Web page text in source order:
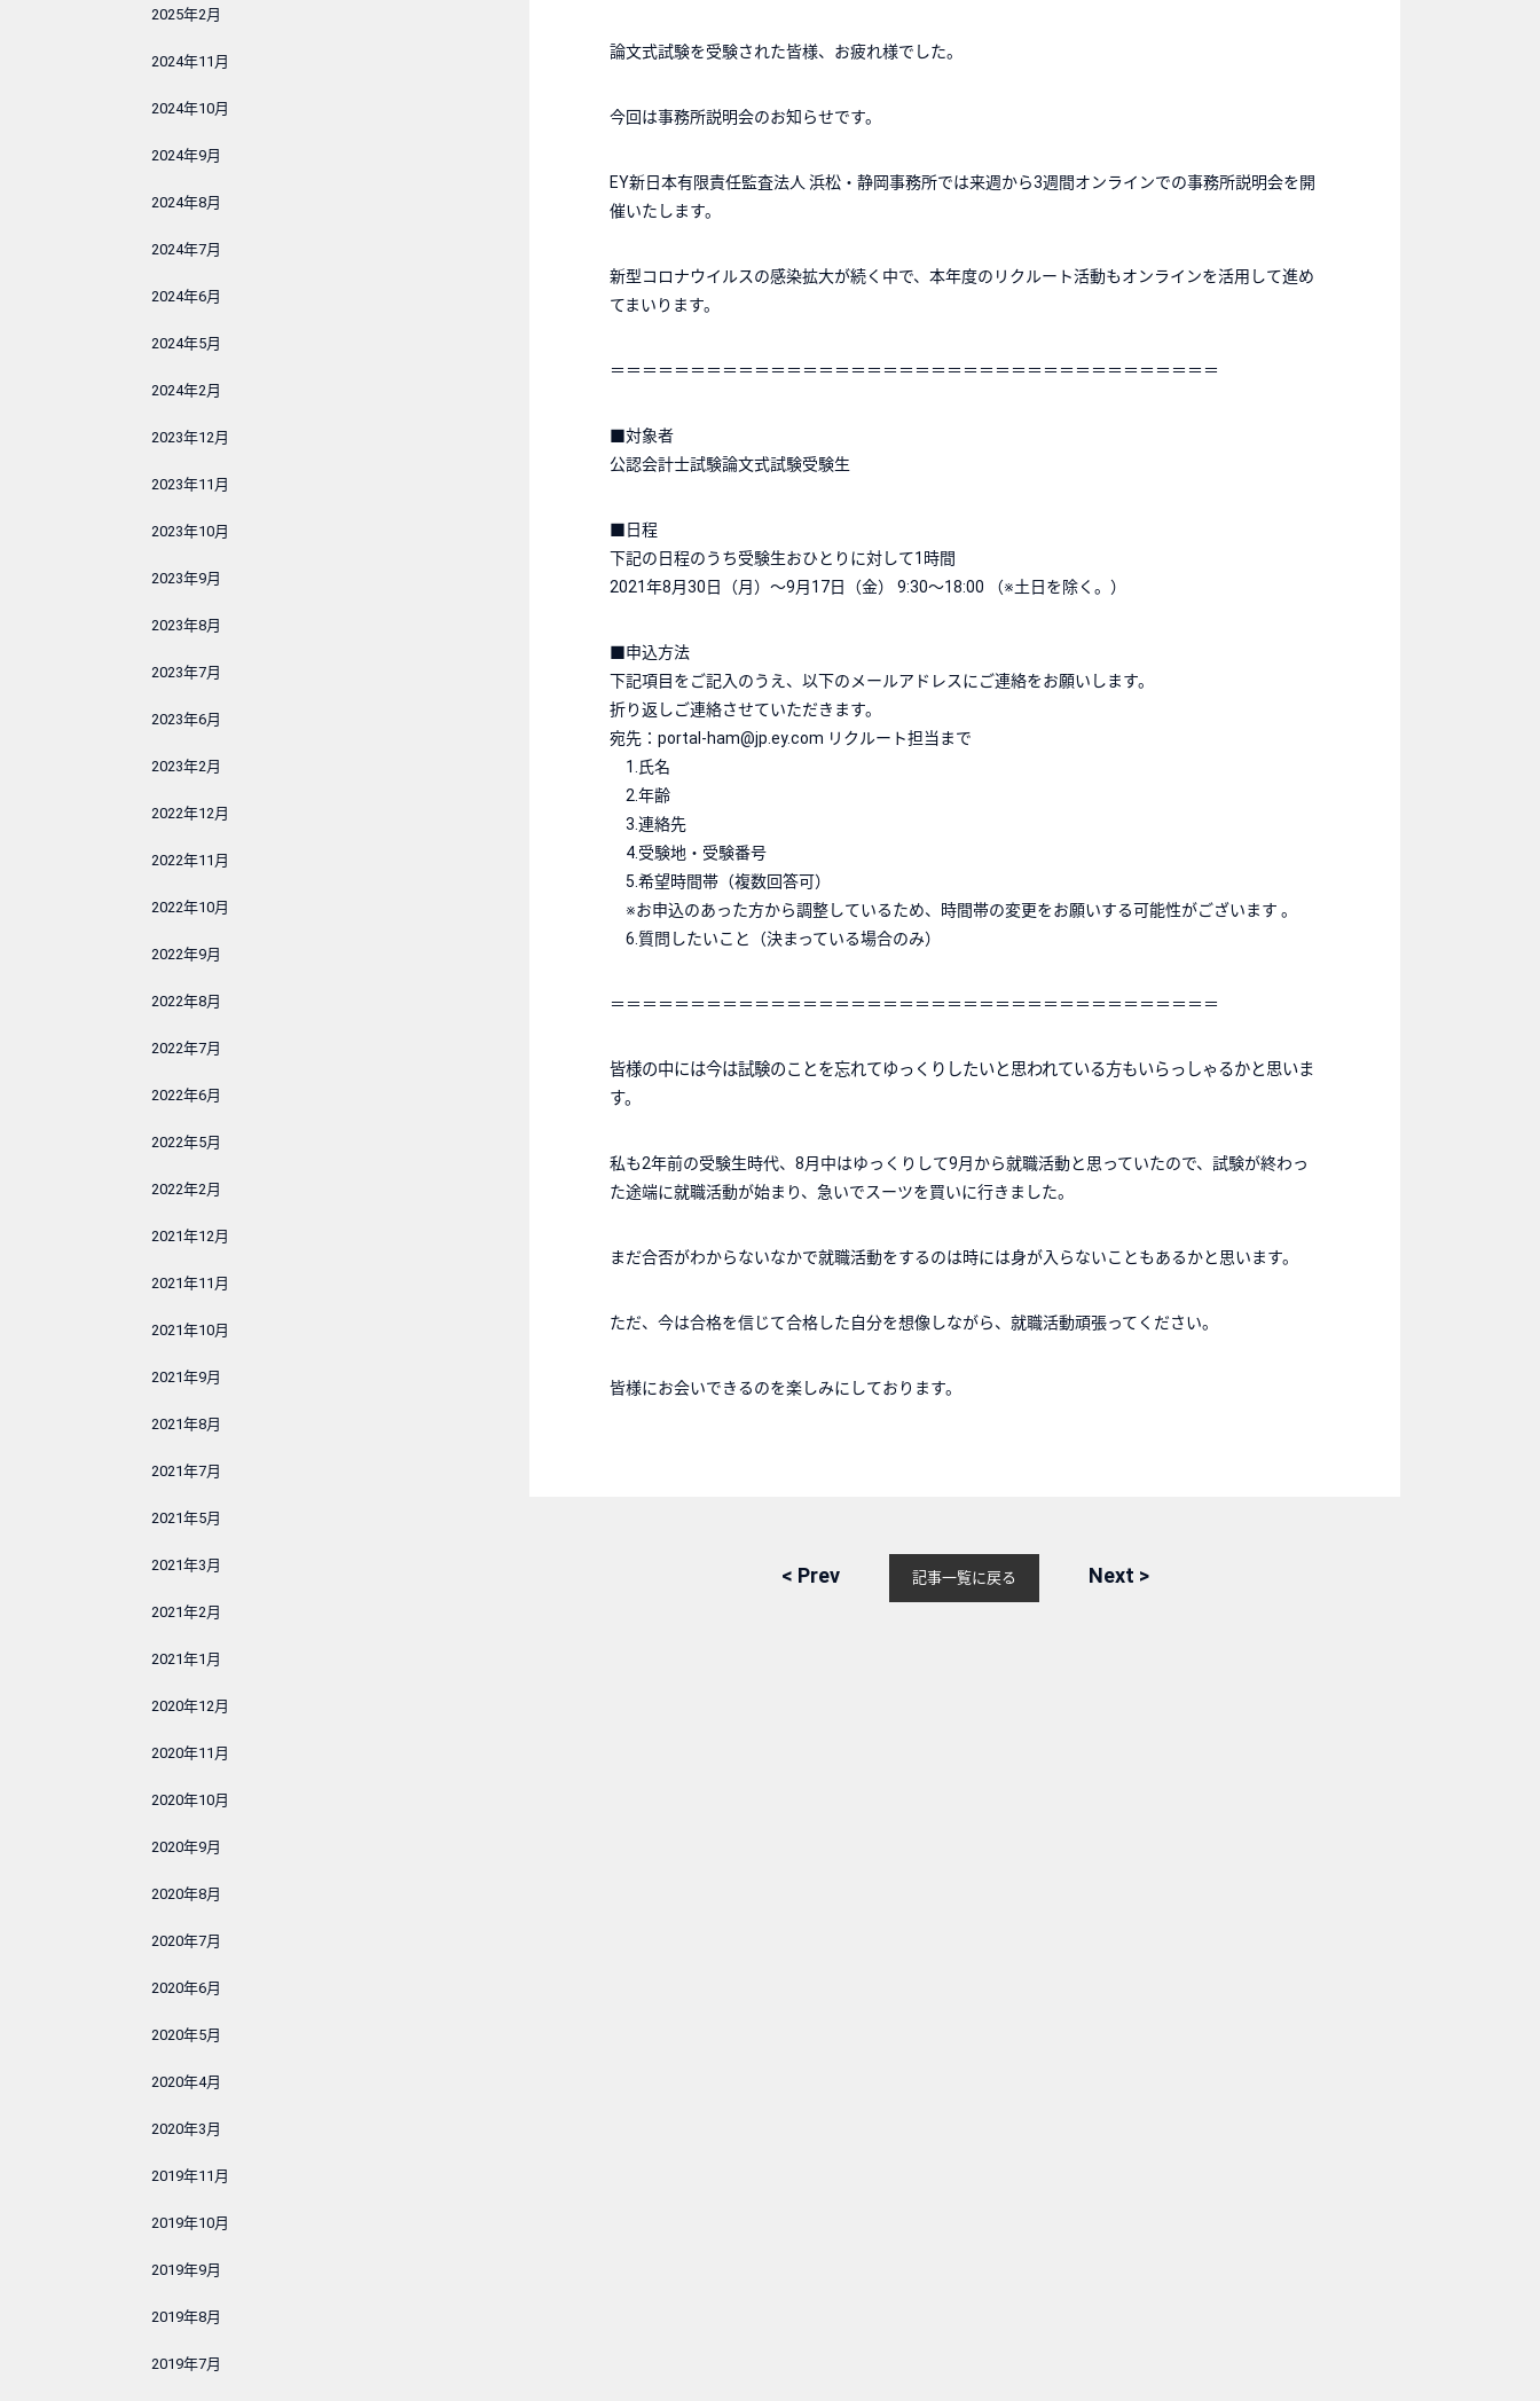
論文式試験を受験された皆様、お疲れ様でした。
今回は事務所説明会のお知らせです。
EY新日本有限責任監査法人 浜松・静岡事務所では来週から3週間オンラインでの事務所説明会を開
催いたします。
新型コロナウイルスの感染拡大が続く中で、本年度のリクルート活動もオンラインを活用して進め
てまいります。
＝＝＝＝＝＝＝＝＝＝＝＝＝＝＝＝＝＝＝＝＝＝＝＝＝＝＝＝＝＝＝＝＝＝＝＝＝＝
■対象者
公認会計士試験論文式試験受験生
■日程
下記の日程のうち受験生おひとりに対して1時間
2021年8月30日（月）～9月17日（金） 9:30～18:00 （※土日を除く。）
■申込方法
下記項目をご記入のうえ、以下のメールアドレスにご連絡をお願いします。
折り返しご連絡させていただきます。
宛先：portal-ham@jp.ey.com リクルート担当まで
1.氏名
2.年齢
3.連絡先
4.受験地・受験番号
5.希望時間帯（複数回答可）
※お申込のあった方から調整しているため、時間帯の変更をお願いする可能性がございます 。
6.質問したいこと（決まっている場合のみ）
＝＝＝＝＝＝＝＝＝＝＝＝＝＝＝＝＝＝＝＝＝＝＝＝＝＝＝＝＝＝＝＝＝＝＝＝＝＝
皆様の中には今は試験のことを忘れてゆっくりしたいと思われている方もいらっしゃるかと思いま
す。
私も2年前の受験生時代、8月中はゆっくりして9月から就職活動と思っていたので、試験が終わっ
た途端に就職活動が始まり、急いでスーツを買いに行きました。
まだ合否がわからないなかで就職活動をするのは時には身が入らないこともあるかと思います。
ただ、今は合格を信じて合格した自分を想像しながら、就職活動頑張ってください。
皆様にお会いできるのを楽しみにしております。
< Prev 記事一覧に戻る Next >
2025年2月
2024年11月
2024年10月
2024年9月
2024年8月
2024年7月
2024年6月
2024年5月
2024年2月
2023年12月
2023年11月
2023年10月
2023年9月
2023年8月
2023年7月
2023年6月
2023年2月
2022年12月
2022年11月
2022年10月
2022年9月
2022年8月
2022年7月
2022年6月
2022年5月
2022年2月
2021年12月
2021年11月
2021年10月
2021年9月
2021年8月
2021年7月
2021年5月
2021年3月
2021年2月
2021年1月
2020年12月
2020年11月
2020年10月
2020年9月
2020年8月
2020年7月
2020年6月
2020年5月
2020年4月
2020年3月
2019年11月
2019年10月
2019年9月
2019年8月
2019年7月